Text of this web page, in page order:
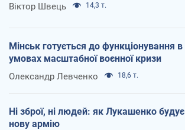
Віктор Швець 14,3 т.
Мінськ готується до функціонування в
умовах масштабної воєнної кризи
Олександр Левченко 18,6 т.
Ні зброї, ні людей: як Лукашенко будує
нову армію